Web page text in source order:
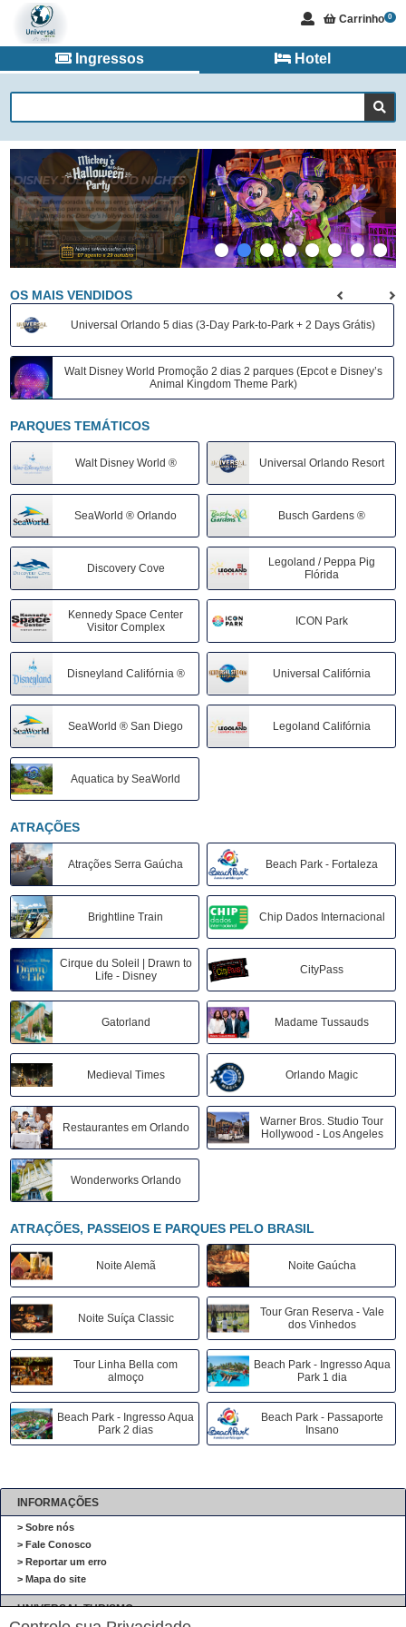
Carrinho 0
Ingressos Hotel
OS MAIS VENDIDOS
Universal Orlando 5 dias (3-Day Park-to-Park + 2 Days Grátis)
Walt Disney World Promoção 2 dias 2 parques (Epcot e Disney’s
Animal Kingdom Theme Park)
Restaurante Camila's Orlando
Walt Disney World - Mickey's Not-So-Scary Halloween Party
Beach Park - Ingresso Aqua Park 1 dia
Discovery Cove
Cirque du Soleil | Drawn to Life - Disney - 20:00 hrs
Walt Disney World
Universal Halloween
PARQUES TEMÁTICOS
Walt Disney World ® Universal Orlando Resort
SeaWorld ® Orlando Busch Gardens ®
Discovery Cove
Legoland / Peppa Pig
Flórida
Kennedy Space Center
Visitor Complex
ICON Park
Disneyland Califórnia ® Universal Califórnia
SeaWorld ® San Diego Legoland Califórnia
Aquatica by SeaWorld
ATRAÇÕES
Atrações Serra Gaúcha Beach Park - Fortaleza
Brightline Train Chip Dados Internacional
Cirque du Soleil | Drawn to
Life - Disney
CityPass
Gatorland Madame Tussauds
Medieval Times Orlando Magic
Restaurantes em Orlando
Warner Bros. Studio Tour
Hollywood - Los Angeles
Wonderworks Orlando
ATRAÇÕES, PASSEIOS E PARQUES PELO BRASIL
Noite Alemã Noite Gaúcha
Noite Suíça Classic
Tour Gran Reserva - Vale
dos Vinhedos
Tour Linha Bella com
almoço
Beach Park - Ingresso Aqua
Park 1 dia
Beach Park - Ingresso Aqua
Park 2 dias
Beach Park - Passaporte
Insano
INFORMAÇÕES
> Sobre nós
> Fale Conosco
> Reportar um erro
> Mapa do site
UNIVERSAL TURISMO